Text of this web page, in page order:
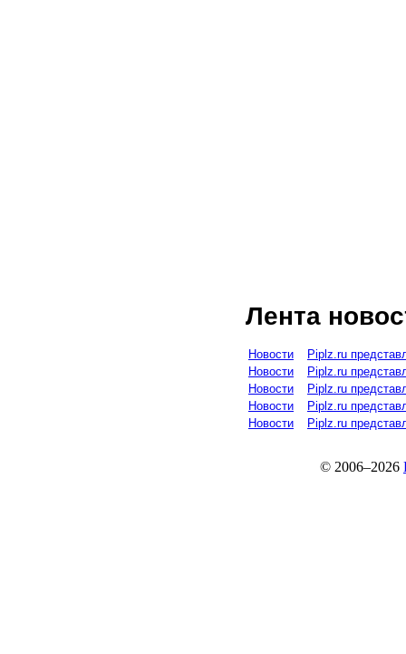
Лента
Новости
Piplz.ru
Новости
Piplz.ru
Новости
Piplz.ru
Новости
Piplz.ru
Новости
Piplz.ru
© 2006–2026